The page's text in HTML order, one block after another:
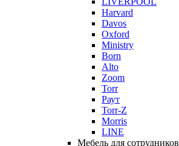
Harvard
Davos
Oxford
Ministry
Born
Alto
Zoom
Torr
Раут
Torr-Z
Morris
LINE
Мебель для сотрудников